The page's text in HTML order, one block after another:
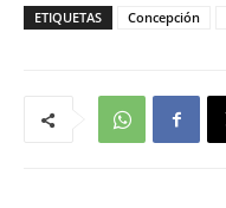
ETIQUETAS Concepción